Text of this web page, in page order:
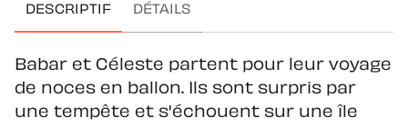
DESCRIPTIF DÉTAILS
Babar et Céleste partent pour leur voyage
de noces en ballon. Ils sont surpris par
une tempête et s'échouent sur une île